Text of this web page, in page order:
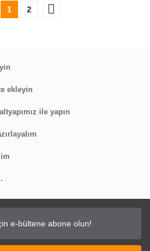
1 2
ekleyin
ile yapın